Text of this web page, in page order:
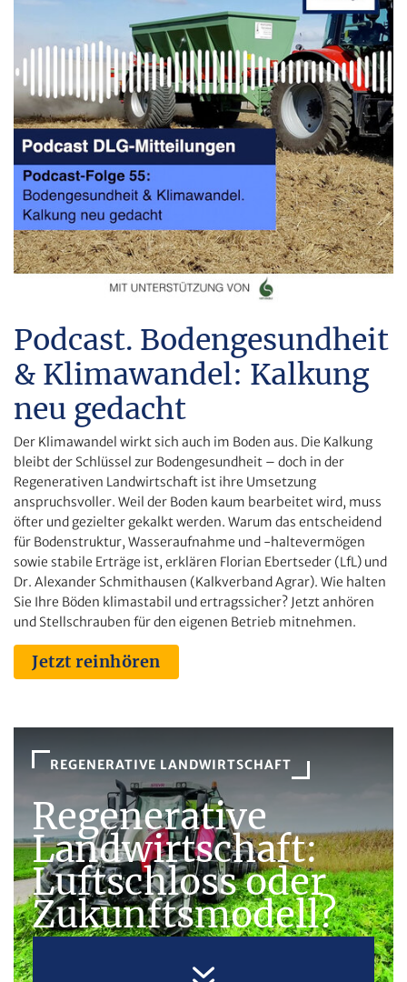
Podcast. Bodengesundheit
& Klimawandel: Kalkung
neu gedacht
Der Klimawandel wirkt sich auch im Boden aus. Die Kalkung
bleibt der Schlüssel zur Bodengesundheit – doch in der
Regenerativen Landwirtschaft ist ihre Umsetzung
anspruchsvoller. Weil der Boden kaum bearbeitet wird, muss
öfter und gezielter gekalkt werden. Warum das entscheidend
für Bodenstruktur, Wasseraufnahme und -haltevermögen
sowie stabile Erträge ist, erklären Florian Ebertseder (LfL) und
Dr. Alexander Schmithausen (Kalkverband Agrar). Wie halten
Sie Ihre Böden klimastabil und ertragssicher? Jetzt anhören
und Stellschrauben für den eigenen Betrieb mitnehmen.
Jetzt reinhören
REGENERATIVE LANDWIRTSCHAFT
Regenerative
Landwirtschaft:
Luftschloss oder
Zukunftsmodell?